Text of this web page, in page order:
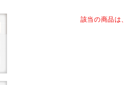
該当の商品は